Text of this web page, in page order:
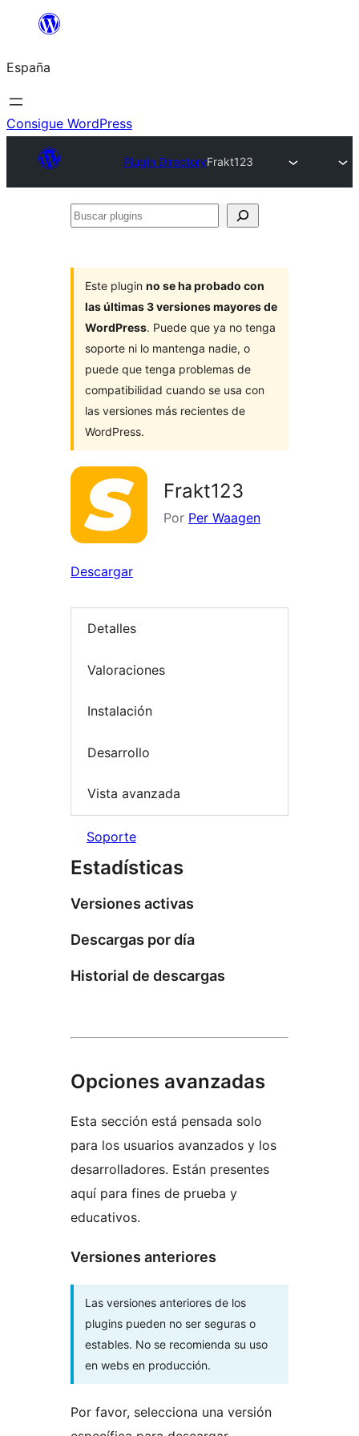
Saltar
contenido
España
Consigue WordPress
Plugin DirectoryFrakt123
Buscar
Este plugin no se ha probado con
las últimas 3 versiones mayores de
WordPress. Puede que ya no tenga
soporte ni lo mantenga nadie, o
puede que tenga problemas de
compatibilidad cuando se usa con
las versiones más recientes de
WordPress.
Frakt123
Por Per Waagen
Descargar
Detalles
Valoraciones
Instalación
Desarrollo
Vista avanzada
Soporte
Estadísticas
Versiones activas
Descargas por día
Historial de descargas
Opciones avanzadas
Esta sección está pensada solo
para los usuarios avanzados y los
desarrolladores. Están presentes
aquí para fines de prueba y
educativos.
Versiones anteriores
Las versiones anteriores de los
plugins pueden no ser seguras o
estables. No se recomienda su uso
en webs en producción.
Por favor, selecciona una versión